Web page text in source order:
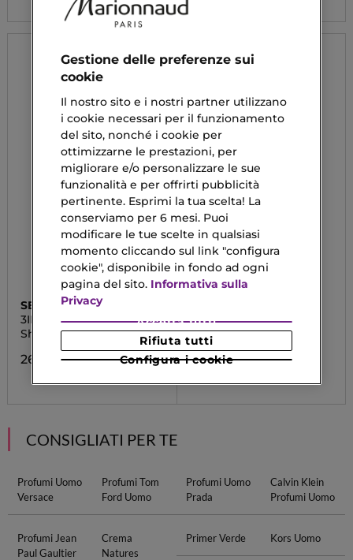
SEBASTIAN
3IN1
Shampoo
26,60 €
LE MALE
Gel Douche Corps &
Cheveaux
CONSIGLIATI PER TE
Profumi Uomo
Versace
Profumi Tom
Ford Uomo
Profumi Uomo
Prada
Calvin Klein
Profumi Uomo
Profumi Jean
Paul Gaultier
Crema
Natures
Primer Verde Kors Uomo
Gestione delle preferenze sui
cookie
Il nostro sito e i nostri partner utilizzano
i cookie necessari per il funzionamento
del sito, nonché i cookie per
ottimizzarne le prestazioni, per
migliorare e/o personalizzare le sue
funzionalità e per offrirti pubblicità
pertinente. Esprimi la tua scelta! La
conserviamo per 6 mesi. Puoi
modificare le tue scelte in qualsiasi
momento cliccando sul link "configura
cookie", disponibile in fondo ad ogni
pagina del sito. Informativa sulla
Privacy
Configura i cookie
Rifiuta tutti
Accetta tutti